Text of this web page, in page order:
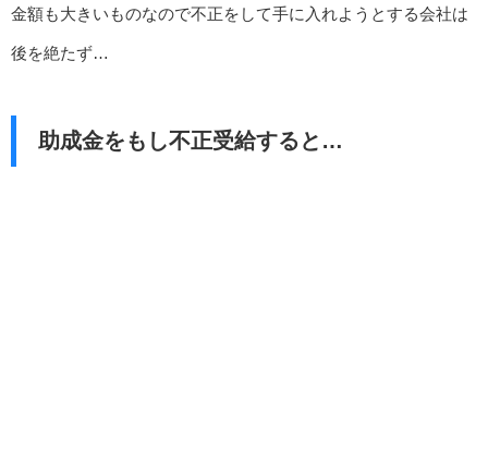
金額も大きいものなので不正をして手に入れようとする会社は
後を絶たず…
助成金をもし不正受給すると…